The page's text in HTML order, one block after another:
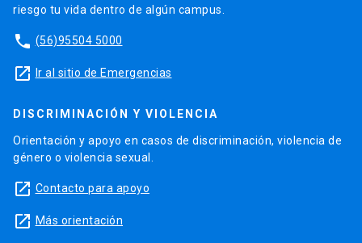
riesgo tu vida dentro de algún campus.
phone (56)95504 5000
launch Ir al sitio de Emergencias
DISCRIMINACIÓN Y VIOLENCIA
Orientación y apoyo en casos de discriminación, violencia de
género o violencia sexual.
launch Contacto para apoyo
launch Más orientación